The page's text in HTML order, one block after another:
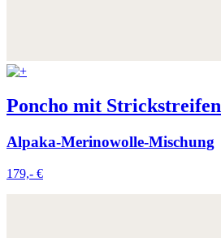
Poncho mit Strickstreifen
Alpaka-Merinowolle-Mischung
179,- €